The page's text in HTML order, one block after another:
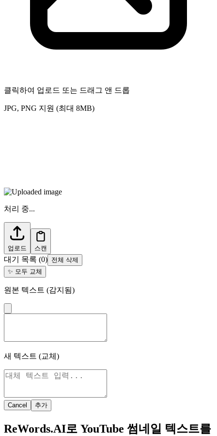
클릭하여 업로드 또는 드래그 앤 드롭
JPG, PNG 지원 (최대 8MB)
처리 중...
업로드 스캔
대기 목록 (0) 전체 삭제
✨ 모두 교체
원본 텍스트 (감지됨)
새 텍스트 (교체)
Cancel 추가
ReWords.AI로 YouTube 썸네일 텍스트를